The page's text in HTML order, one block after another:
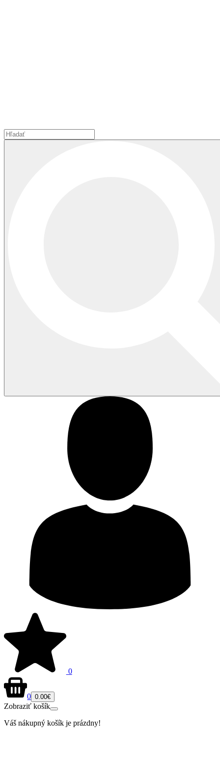
0
0 0.00€
Zobraziť košík
Váš nákupný košík je prázdny!